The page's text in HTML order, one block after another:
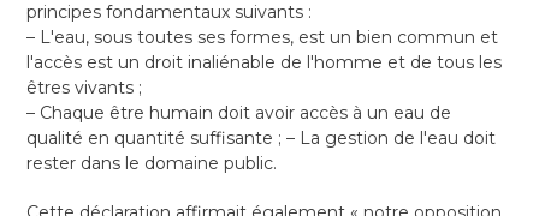
principes fondamentaux suivants :
– L'eau, sous toutes ses formes, est un bien commun et
l'accès est un droit inaliénable de l'homme et de tous les
êtres vivants ;
– Chaque être humain doit avoir accès à un eau de
qualité en quantité suffisante ; – La gestion de l'eau doit
rester dans le domaine public.